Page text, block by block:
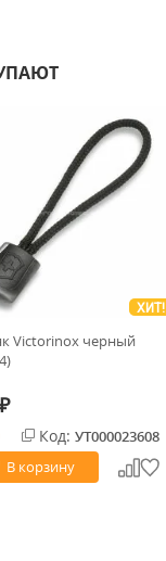
ХИТ!
Victorinox черный
₽
Код: УТ000023608
В корзину